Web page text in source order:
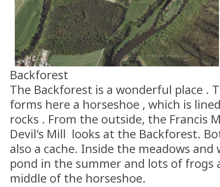
Backforest
The Backforest is a wonderful place .
forms here a horseshoe , which is
rocks . From the outside, the Francis
Devil's Mill looks at the Backforest.
also a cache. Inside the meadows
pond in the summer and lots of frogs
middle of the horseshoe.